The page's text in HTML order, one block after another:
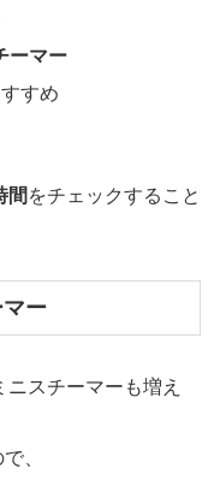
ーマー
すめ
間 をチェックすること
ー
ニスチーマーも増え
、